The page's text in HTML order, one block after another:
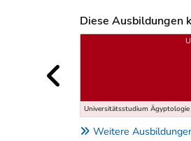
Diese Ausbildungen
Uber weitere
Universitätsstudium Ägyptologie
Weitere